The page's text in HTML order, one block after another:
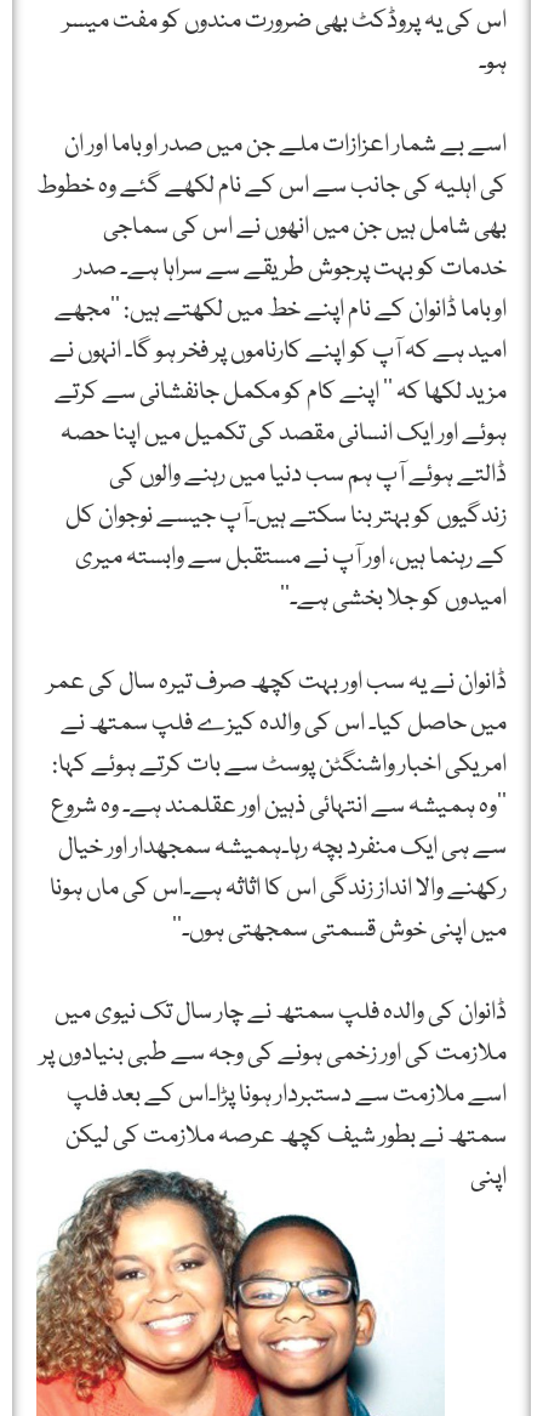
اس کی یہ پروڈکٹ بھی ضرورت مندوں کو مفت میسر
ہو۔
اسے بے شمار اعزازات ملے جن میں صدر اوباما اور ان
کی اہلیہ کی جانب سے اس کے نام لکھے گئے وہ خطوط
بھی شامل ہیں جن میں انھوں نے اس کی سماجی
خدمات کو بہت پرجوش طریقے سے سراہا ہے۔ صدر
اوباما ڈانوان کے نام اپنے خط میں لکھتے ہیں: ’’مجھے
امید ہے کہ آپ کو اپنے کارناموں پر فخر ہو گا۔ انہوں نے
مزید لکھا کہ ’’ اپنے کام کو مکمل جانفشانی سے کرتے
ہوئے اور ایک انسانی مقصد کی تکمیل میں اپنا حصہ
ڈالتے ہوئے آپ ہم سب دنیا میں رہنے والوں کی
زندگیوں کو بہتر بنا سکتے ہیں۔آپ جیسے نوجوان کل
کے رہنما ہیں، اور آپ نے مستقبل سے وابستہ میری
امیدوں کو جلا بخشی ہے۔‘‘
ڈانوان نے یہ سب اور بہت کچھ صرف تیرہ سال کی عمر
میں حاصل کیا۔ اس کی والدہ کیزے فلپ سمتھ نے
امریکی اخبار واشنگٹن پوسٹ سے بات کرتے ہوئے کہا:
’’وہ ہمیشہ سے انتہائی ذہین اور عقلمند ہے۔ وہ شروع
سے ہی ایک منفرد بچہ رہا۔ہمیشہ سمجھدار اور خیال
رکھنے والا انداز زندگی اس کا اثاثہ ہے۔اس کی ماں ہونا
میں اپنی خوش قسمتی سمجھتی ہوں۔‘‘
ڈانوان کی والدہ فلپ سمتھ نے چار سال تک نیوی میں
ملازمت کی اور زخمی ہونے کی وجہ سے طبی بنیادوں پر
اسے ملازمت سے دستبردار ہونا پڑا۔اس کے بعد فلپ
سمتھ نے بطور شیف کچھعرصہ ملازمت کی لیکن
اپنی